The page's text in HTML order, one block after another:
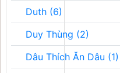
Duth (6)
Duy Thùng (2)
Dâu Thích Ăn Dâu (1)